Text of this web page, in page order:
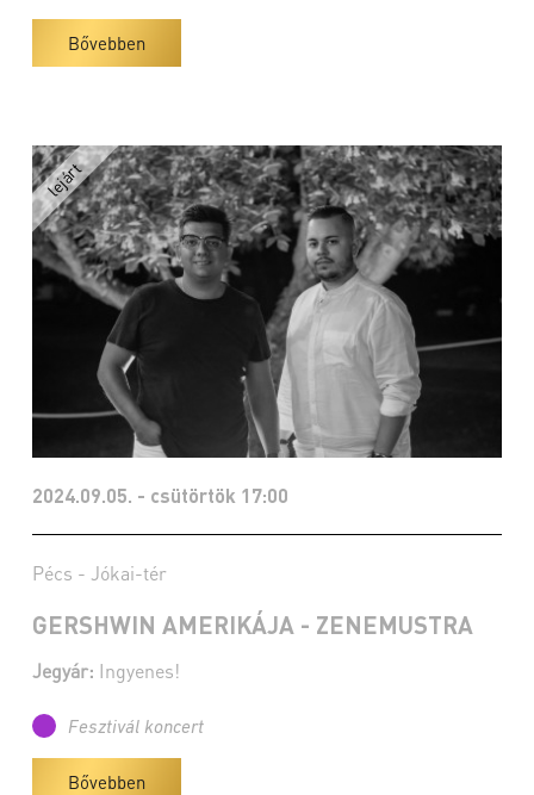
Bővebben
2024.09.05. - csütörtök 17:00
Pécs - Jókai-tér
GERSHWIN AMERIKÁJA - ZENEMUSTRA
Jegyár: Ingyenes!
Fesztivál koncert
Bővebben